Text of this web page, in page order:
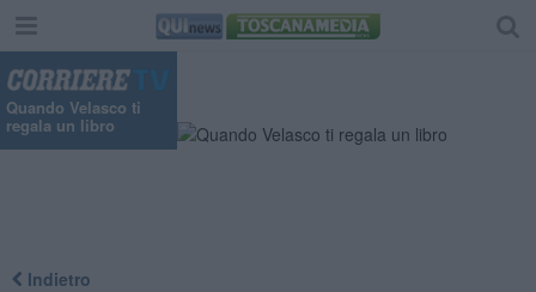
Quando Velasco ti
regala un libro
Indietro